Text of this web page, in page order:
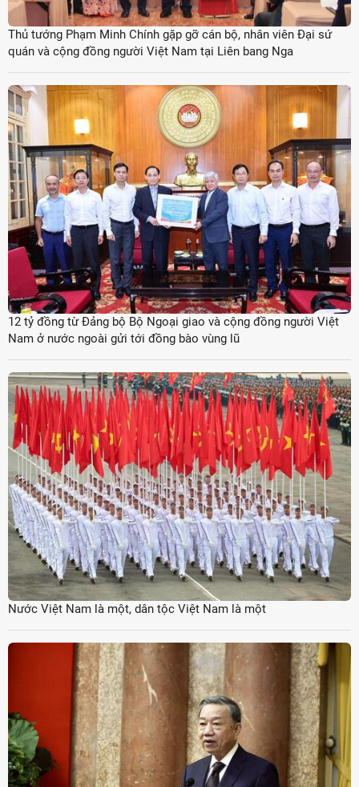
Thủ tướng Phạm Minh Chính gặp gỡ cán bộ, nhân viên Đại sứ
quán và cộng đồng người Việt Nam tại Liên bang Nga
12 tỷ đồng từ Đảng bộ Bộ Ngoại giao và cộng đồng người Việt
Nam ở nước ngoài gửi tới đồng bào vùng lũ
Nước Việt Nam là một, dân tộc Việt Nam là một